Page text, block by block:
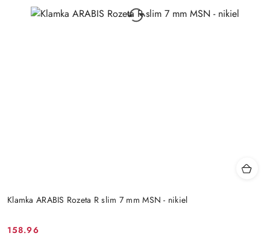
Klamka ARABIS Rozeta R slim 7 mm MSN - nikiel
Cena
158.96
Cena